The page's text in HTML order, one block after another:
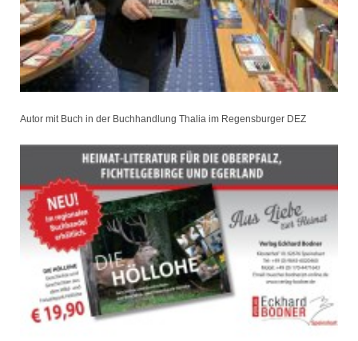
Autor mit Buch in der Buchhandlung Thalia im Regensburger DEZ